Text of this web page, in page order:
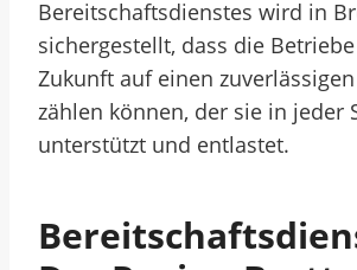
Bereitschaftsdienstes wird in
sichergestellt, dass die
Zukunft auf einen
zählen können, der sie in jeder
unterstützt und entlastet.